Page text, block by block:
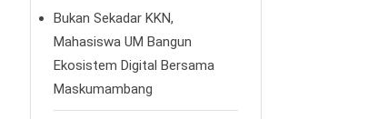
Bukan Sekadar KKN,
Mahasiswa UM Bangun
Ekosistem Digital Bersama
Maskumambang